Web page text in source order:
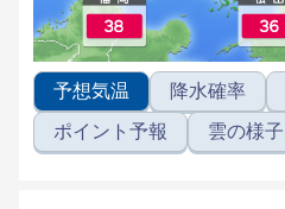
予想気温 降水確率
ポイント予報
雲の様子